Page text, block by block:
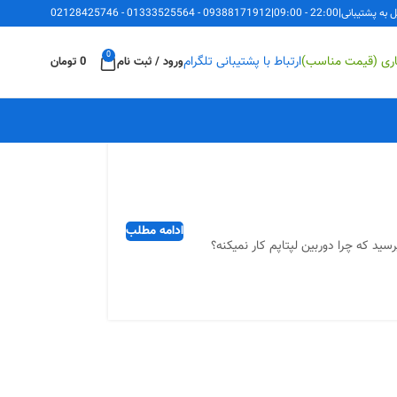
به پشتیبانی|
22:00 - 09:00
|
09388171912
-
01333525564
-
02128425746
(قیمت مناسب)ارتباط با پشتیبانی تلگرامورود / ثبت نام 0
0 تومان
که چرا دوربین لپتاپم کار نمیکنه؟
ادامه مطلب